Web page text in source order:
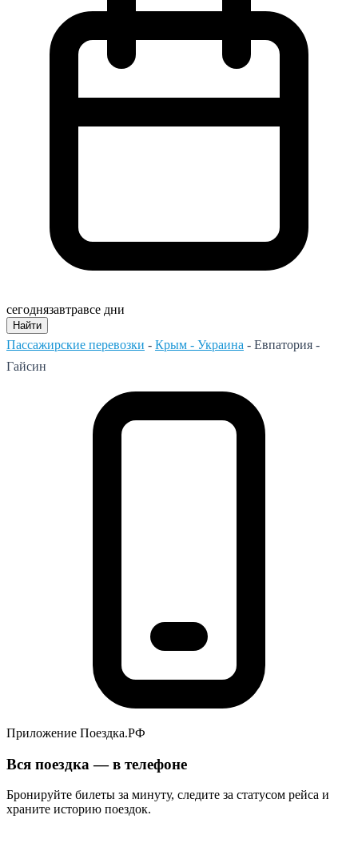
сегоднязавтравсе дни
Найти
Пассажирские перевозки - Крым - Украина - Евпатория -
Гайсин
Приложение Поездка.РФ
Вся поездка — в телефоне
Бронируйте билеты за минуту, следите за статусом рейса и
храните историю поездок.